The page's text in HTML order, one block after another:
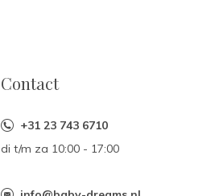
Contact
+31 23 743 6710
di t/m za 10:00 - 17:00